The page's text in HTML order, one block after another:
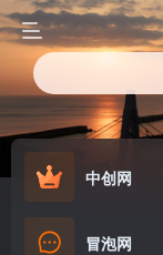
中创网
冒泡网